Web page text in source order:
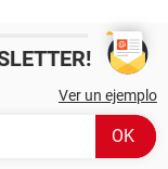
Ver un ejemplo